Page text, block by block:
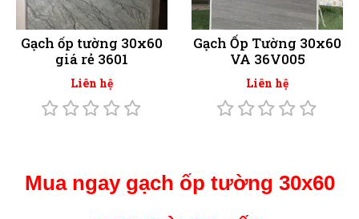
Gạch ốp tường 30x60
giá rẻ 3601
Liên hệ
Gạch Ốp Tường 30x60
VA 36V005
Liên hệ
Mua ngay gạch ốp tường 30x60